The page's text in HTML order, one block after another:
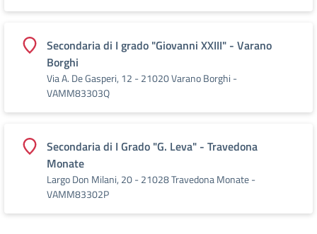
Secondaria di I grado "Giovanni XXIII" - Varano
Borghi
Via A. De Gasperi, 12 - 21020 Varano Borghi -
VAMM83303Q
Secondaria di I Grado "G. Leva" - Travedona
Monate
Largo Don Milani, 20 - 21028 Travedona Monate -
VAMM83302P